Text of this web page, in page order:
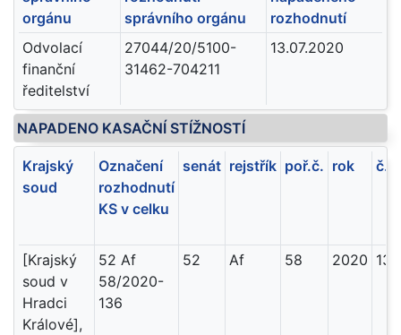
orgánu
správního orgánu
rozhodnutí
Odvolací
finanční
ředitelství
27044/20/5100-
31462-704211
13.07.2020
NAPADENO KASAČNÍ STÍŽNOSTÍ
Krajský
soud
Označení
rozhodnutí
KS v celku
senát rejstřík poř.č. rok
[Krajský
soud v
Hradci
Králové],
52 Af
58/2020-
136
52 Af 58 2020 136